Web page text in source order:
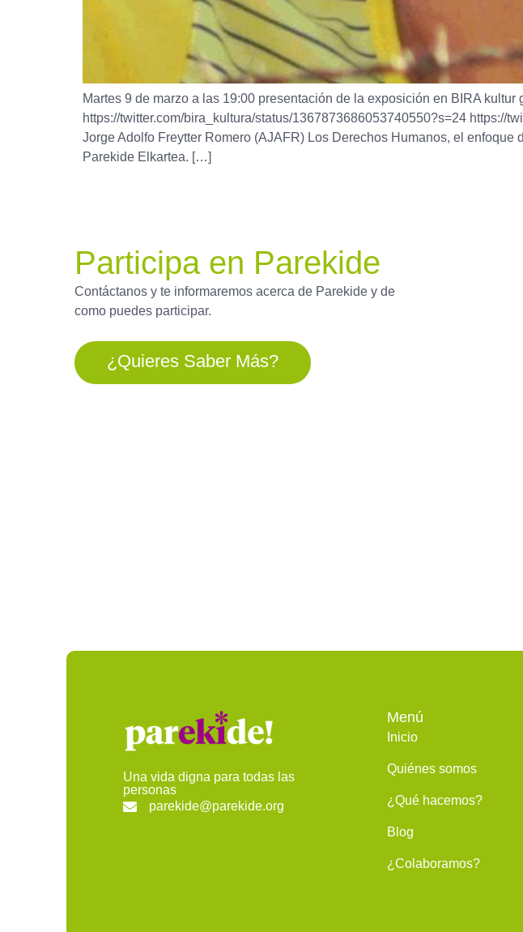
Martes 9 de marzo a las 19:00 presentación de la exposición en BIRA
https://twitter.com/bira_kultura/status/1367873686053740550?s=24
Jorge Adolfo Freytter Romero (AJAFR) Los Derechos Humanos, el
Parekide Elkartea. […]
Participa en Parekide
Contáctanos y te informaremos acerca de Parekide y de
como puedes participar.
¿quieres Saber Más?
Una vida digna para todas las
personas
parekide@parekide.org
Menú
Inicio
Quiénes somos
¿Qué hacemos?
Blog
¿Colaboramos?